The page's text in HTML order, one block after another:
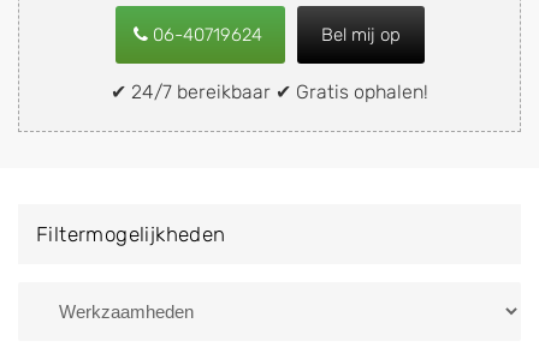
06-40719624 Bel mij op
✔ 24/7 bereikbaar ✔ Gratis ophalen!
keuring). Wilt u uw auto, camper, vrachtwagen, motor
of brommobiel snel en eenvoudig verkopen aan een
demontagebedrijf in de buurt, deze zelf wegbrengen
naar de sloop of deze liever laten ophalen op een
van Oudwoude en ontvang een vergoeding voor uw
Zoekt u liever naar een sloperij in een andere plaats of
Filtermogelijkheden